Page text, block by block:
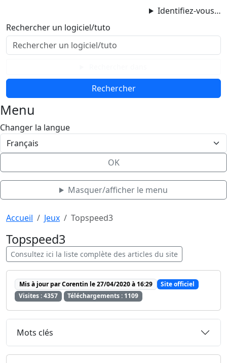
Identifiez-vous…
Contenu principal
Menu
Bas de page
Rechercher un logiciel/tuto
Menu
Changer la langue
OK
Masquer/afficher le menu
Aller au contenu principal
Accueil Jeux Topspeed3
Topspeed3
Consultez ici la liste complète des articles du site
Mis à jour par Corentin le 27/04/2020 à 16:29
Site officiel
Visites : 4357
Téléchargements : 1109
Mots clés